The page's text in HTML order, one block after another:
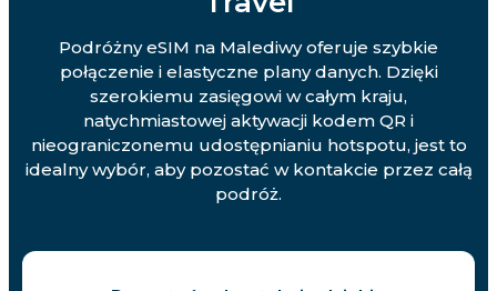
Podróżny eSIM na Malediwy oferuje szybkie
połączenie i elastyczne plany danych. Dzięki
szerokiemu zasięgowi w całym kraju,
natychmiastowej aktywacji kodem QR i
nieograniczonemu udostępnianiu hotspotu, jest to
idealny wybór, aby pozostać w kontakcie przez całą
podróż.